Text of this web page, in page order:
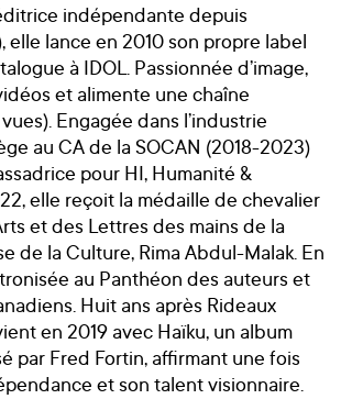
indépendante depuis
elle lance en 2010 son propre label
à IDOL. Passionnée d’image,
et alimente une chaîne
Engagée dans l’industrie
au CA de la SOCAN (2018-2023)
pour HI, Humanité &
elle reçoit la médaille de chevalier
et des Lettres des mains de la
de la Culture, Rima Abdul-Malak. En
au Panthéon des auteurs et
Huit ans après Rideaux
en 2019 avec Haïku, un album
par Fred Fortin, affirmant une fois
et son talent visionnaire.